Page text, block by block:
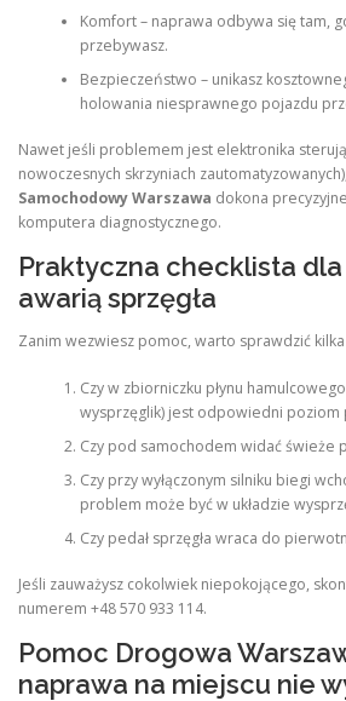
Komfort – naprawa odbywa się tam,
przebywasz.
Bezpieczeństwo – unikasz
holowania niesprawnego pojazdu
Nawet jeśli problemem jest elektronika
nowoczesnych skrzyniach
Samochodowy Warszawa dokona
komputera diagnostycznego.
Praktyczna checklista
awarią sprzęgła
Zanim wezwiesz pomoc, warto sprawdzić kilka
Czy w zbiorniczku płynu
wysprzęglik) jest odpowiedni poziom
Czy pod samochodem widać świeże
Czy przy wyłączonym silniku biegi
problem może być w układzie
Czy pedał sprzęgła wraca do
Jeśli zauważysz cokolwiek niepokojącego,
numerem +48 570 933 114.
Pomoc Drogowa
naprawa na miejscu nie